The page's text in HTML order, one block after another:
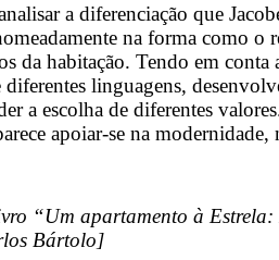
a diferenciação que
na forma como o
da habitação. Tendo em conta
diferentes linguagens,
a escolha de diferentes
apoiar-se na
“Um apartamento à
Bártolo]